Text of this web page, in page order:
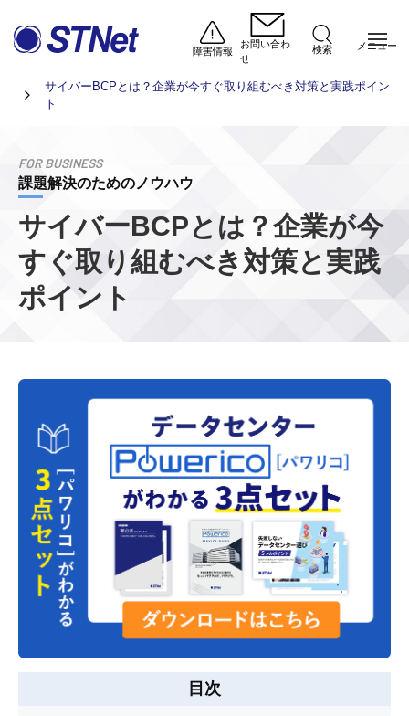
障害情報
お問い合わ
せ
検索 メニュー
課題解決のためのノウハウ
サイバーBCPとは？企業が今すぐ取り組むべき対策と実践ポイン
ト
サイバーBCPとは？企業が今
すぐ取り組むべき対策と実践
ポイント
FOR BUSINESS
課題解決のためのノウハウ
目次